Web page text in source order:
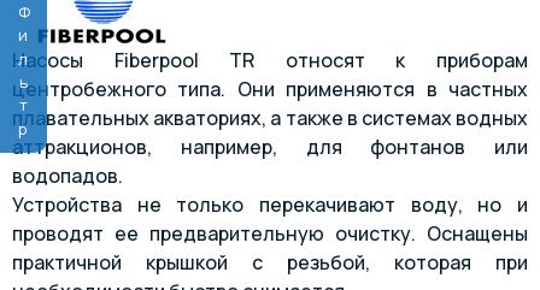
Фильтр
Насосы Fiberpool TR относят к приборам
центробежного типа. Они применяются в частных
плавательных акваториях, а также в системах водных
аттракционов, например, для фонтанов или
водопадов.
Устройства не только перекачивают воду, но и
проводят ее предварительную очистку. Оснащены
практичной крышкой с резьбой, которая при